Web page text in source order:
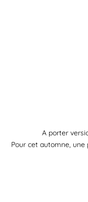
A porter
Pour cet automne,